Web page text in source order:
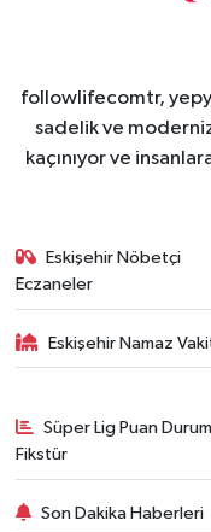
followlifecomtr,
sadelik ve
kaçınıyor ve
Eskişehir Nöbetçi
Eczaneler
Eskişehir Namaz
Süper Lig Puan
Fikstür
Son Dakika Haberleri